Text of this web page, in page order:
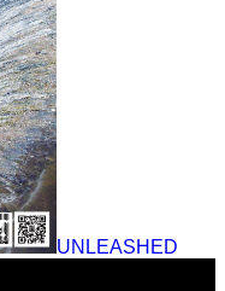
UNLEASHED